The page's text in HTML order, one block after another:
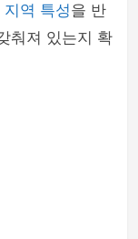
지역 특성을 반
춰져 있는지 확